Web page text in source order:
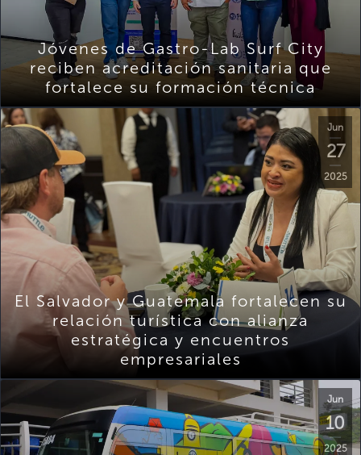
Jóvenes de Gastro-Lab Surf City
reciben acreditación sanitaria que
fortalece su formación técnica
Jun
27
2025
El Salvador y Guatemala fortalecen su
relación turística con alianza
estratégica y encuentros
empresariales
Jun
10
2025